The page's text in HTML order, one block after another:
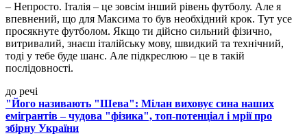
– Непросто. Італія – це зовсім інший рівень футболу. Але я
впевнений, що для Максима то був необхідний крок. Тут усе
просякнуте футболом. Якщо ти дійсно сильний фізично,
витривалий, знаєш італійську мову, швидкий та технічний,
тоді у тебе буде шанс. Але підкреслюю – це в такій
послідовності.
до речі
"Його називають "Шева": Мілан виховує сина наших
емігрантів – чудова "фізика", топ-потенціал і мрії про
збірну України